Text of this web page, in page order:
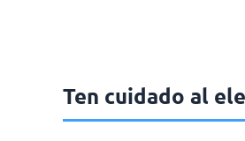
Ten cuidado al